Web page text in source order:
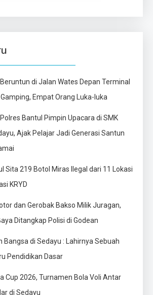
di Jalan Wates Depan Terminal
Empat Orang Luka-luka
Bantul Pimpin Upacara di SMK
Ajak Pelajar Jadi Generasi Santun
Sita 219 Botol Miras Ilegal dari 11 Lokasi
KRYD
dan Gerobak Bakso Milik Juragan,
Ditangkap Polisi di Godean
Bangsa di Sedayu : Lahirnya Sebuah
Pendidikan Dasar
Cup 2026, Turnamen Bola Voli Antar
di Sedayu